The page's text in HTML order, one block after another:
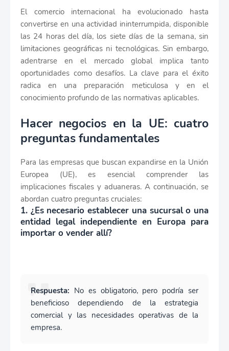
El comercio internacional ha evolucionado hasta
convertirse en una actividad ininterrumpida, disponible
las 24 horas del día, los siete días de la semana, sin
limitaciones geográficas ni tecnológicas. Sin embargo,
adentrarse en el mercado global implica tanto
oportunidades como desafíos. La clave para el éxito
radica en una preparación meticulosa y en el
conocimiento profundo de las normativas aplicables.
Hacer negocios en la UE: cuatro
preguntas fundamentales
Para las empresas que buscan expandirse en la Unión
Europea (UE), es esencial comprender las
implicaciones fiscales y aduaneras. A continuación, se
abordan cuatro preguntas cruciales:
1. ¿Es necesario establecer una sucursal o una
entidad legal independiente en Europa para
importar o vender allí?
Respuesta: No es obligatorio, pero podría ser
beneficioso dependiendo de la estrategia
comercial y las necesidades operativas de la
empresa.